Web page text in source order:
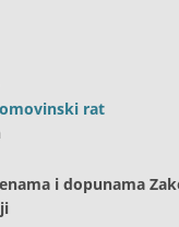
rat
i dopunama